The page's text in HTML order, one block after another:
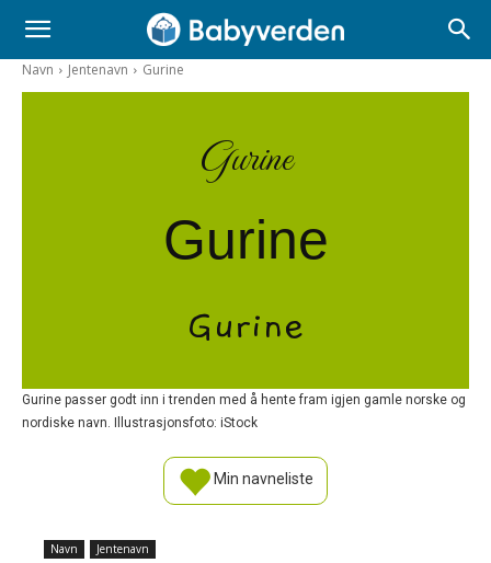
Navn Jentenavn Gurine
Gurine
Gurine
Gurine
Gurine passer godt inn i trenden med å hente fram igjen gamle norske og
nordiske navn. Illustrasjonsfoto: iStock
Min navneliste
Navn Jentenavn